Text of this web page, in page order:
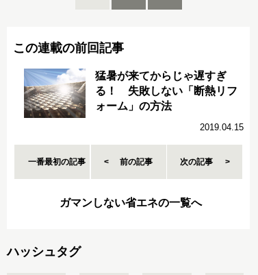
この連載の前回記事
猛暑が来てからじゃ遅すぎ
る！ 失敗しない「断熱リフ
ォーム」の方法
2019.04.15
一番最初の記事 前の記事 次の記事
ガマンしない省エネの一覧へ
ハッシュタグ